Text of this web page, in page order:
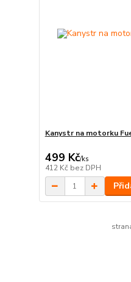
Kanystr na motorku
499 Kč/ks
412 Kč bez DPH